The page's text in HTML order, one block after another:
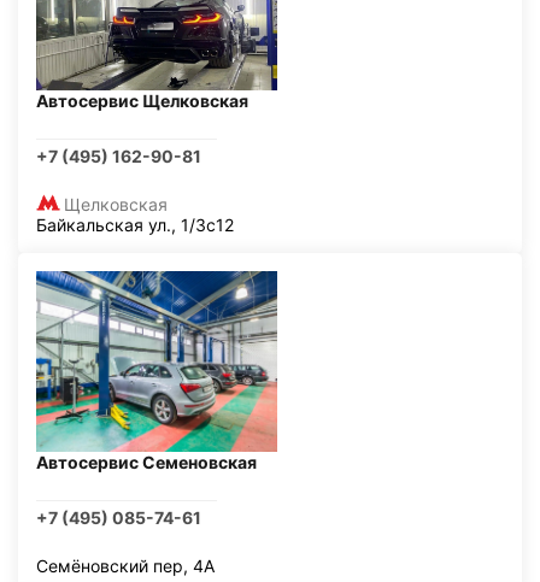
Автосервис Щелковская
+7 (495) 162-90-81
Щелковская
Байкальская ул., 1/3с12
Автосервис Семеновская
+7 (495) 085-74-61
Семёновский пер, 4А